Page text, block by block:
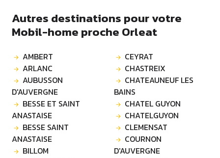
Autres destinations pour votre
Mobil-home proche Orleat
AMBERT
ARLANC
AUBUSSON
D'AUVERGNE
BESSE ET SAINT
ANASTAISE
BESSE SAINT
ANASTAISE
BILLOM
CEYRAT
CHASTREIX
CHATEAUNEUF LES
BAINS
CHATEL GUYON
CHATELGUYON
CLEMENSAT
COURNON
D'AUVERGNE